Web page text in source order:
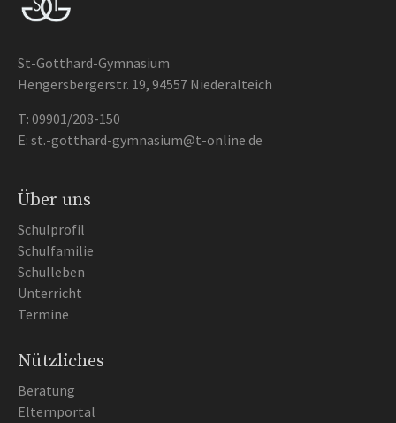
St-Gotthard-Gymnasium
Hengersbergerstr. 19, 94557 Niederalteich
T: 09901/208-150
E: st.-gotthard-gymnasium@t-online.de
Über uns
Schulprofil
Schulfamilie
Schulleben
Unterricht
Termine
Nützliches
Beratung
Elternportal